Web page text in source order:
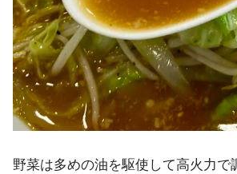
野菜は多めの油を駆使して高火力で